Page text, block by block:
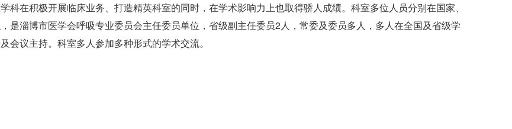
科在积极开展临床业务、打造精英科室的同时，在学术影响力上也取得骄人成绩。科室多位人员分别在国家、
是淄博市医学会呼吸专业委员会主任委员单位，省级副主任委员2人，常委及委员多人，多人在全国及省级学
会议主持。科室多人参加多种形式的学术交流。